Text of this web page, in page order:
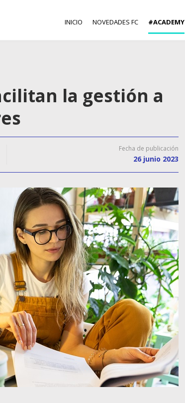
INICIO NOVEDADES FC #ACADEMY
la gestión a
Fecha de publicación
26 junio 2023